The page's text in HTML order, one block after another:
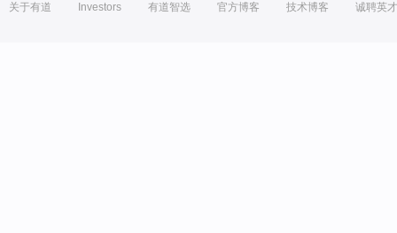
关于有道 Investors 有道智选 官方博客 技术博客 诚聘英才